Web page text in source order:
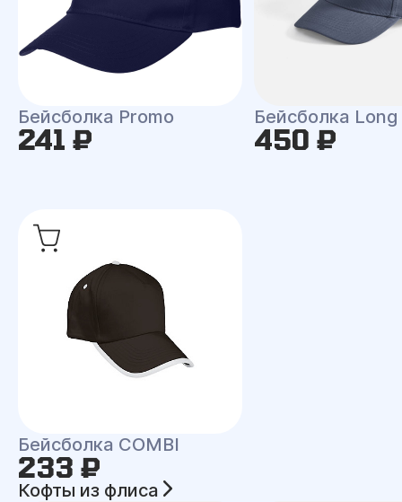
Бейсболка Promo
241 ₽
Бейсболка
450 ₽
Бейсболка COMBI
233 ₽
Кофты из флиса